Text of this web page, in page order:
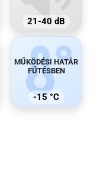
21-40 dB
MŰKÖDÉSI HATÁR
FŰTÉSBEN
-15 °C